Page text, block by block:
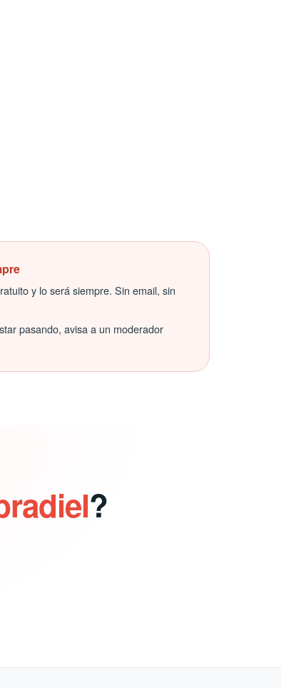
y lo será siempre. Sin email, sin
pasando, avisa a un moderador
?